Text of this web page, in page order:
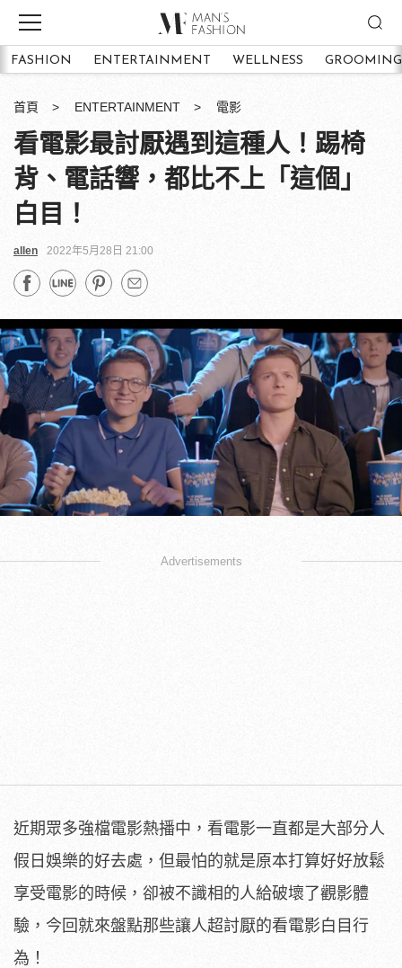
FASHION ENTERTAINMENT WELLNESS GROOMING
首頁 ENTERTAINMENT 電影
看電影最討厭遇到這種人！踢椅
背、電話響，都比不上「這個」
白目！
allen 2022年5月28日 21:00
Advertisements
近期眾多強檔電影熱播中，看電影一直都是大部分人
假日娛樂的好去處，但最怕的就是原本打算好好放鬆
享受電影的時候，卻被不識相的人給破壞了觀影體
驗，今回就來盤點那些讓人超討厭的看電影白目行
為！